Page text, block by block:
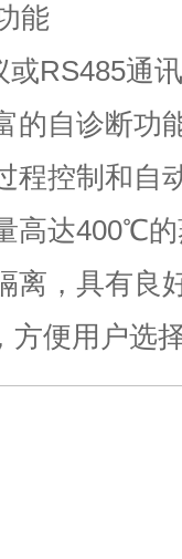
能
或RS485通
的自诊断功
程控制和自
高达400℃
离，具有良
方便用户选